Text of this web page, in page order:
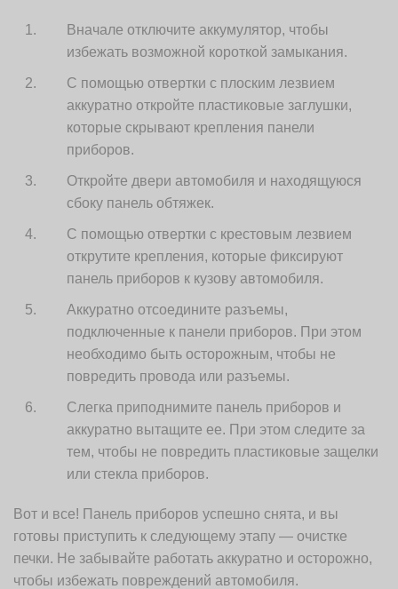
Вначале отключите аккумулятор, чтобы
избежать возможной короткой замыкания.
С помощью отвертки с плоским лезвием
аккуратно откройте пластиковые заглушки,
которые скрывают крепления панели
приборов.
Откройте двери автомобиля и находящуюся
сбоку панель обтяжек.
С помощью отвертки с крестовым лезвием
открутите крепления, которые фиксируют
панель приборов к кузову автомобиля.
Аккуратно отсоедините разъемы,
подключенные к панели приборов. При этом
необходимо быть осторожным, чтобы не
повредить провода или разъемы.
Слегка приподнимите панель приборов и
аккуратно вытащите ее. При этом следите за
тем, чтобы не повредить пластиковые защелки
или стекла приборов.
Вот и все! Панель приборов успешно снята, и вы
готовы приступить к следующему этапу — очистке
печки. Не забывайте работать аккуратно и осторожно,
чтобы избежать повреждений автомобиля.